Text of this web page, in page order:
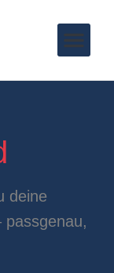
deine